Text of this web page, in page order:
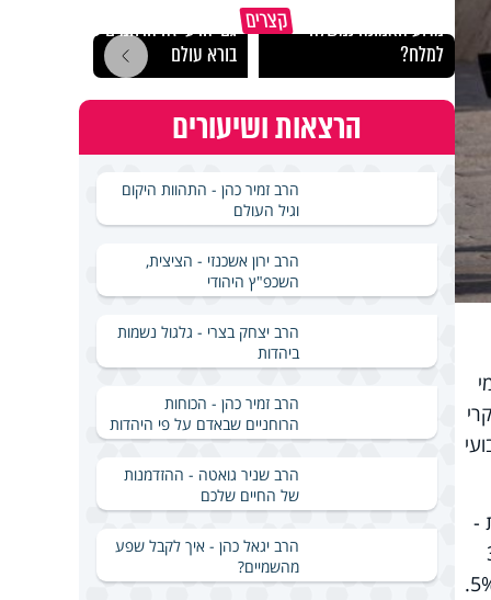
השבועי
ברק - 33, שדרות -
אובחנו 33
חולים חדשים עם שיעור הכפלה שבועי של 6.5, לעומת שיעור הבדיקות החיוביות בפרק זמן זה שעמד על 5%.
קצרים
מדוע האמונה נמשלה
למלח?
גם ׳הרע׳ זה הרחמים של
בורא עולם
הרצאות ושיעורים
הרב זמיר כהן - התהוות היקום
וגיל העולם
הרב ירון אשכנזי - הציצית,
השכפ"ץ היהודי
הרב יצחק בצרי - גלגול נשמות
ביהדות
הרב זמיר כהן - הכוחות
הרוחניים שבאדם על פי היהדות
הרב שניר גואטה - ההזדמנות
של החיים שלכם
הרב יגאל כהן - איך לקבל שפע
מהשמיים?